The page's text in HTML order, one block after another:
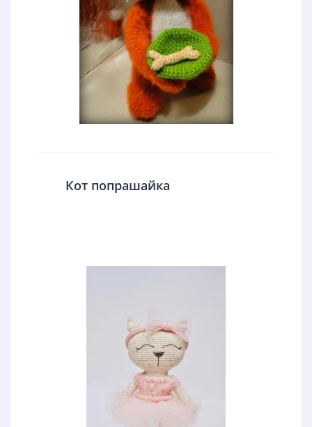
Кот попрашайка